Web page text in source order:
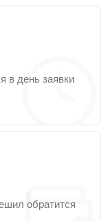
в день заявки
обратится